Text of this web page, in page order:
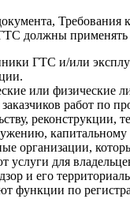
Требования
должны применять
ГТС и/или
или физические
работ по
реконструкции,
организации,
услуги для
и его
функции по